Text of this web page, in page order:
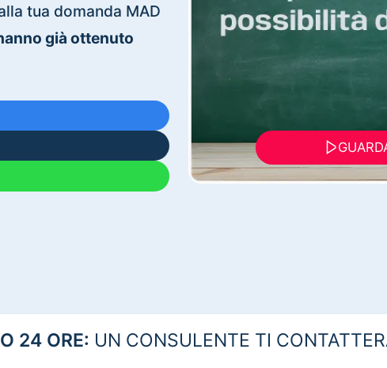
tua domanda MAD
già ottenuto
24 ORE: UN CONSULENTE TI